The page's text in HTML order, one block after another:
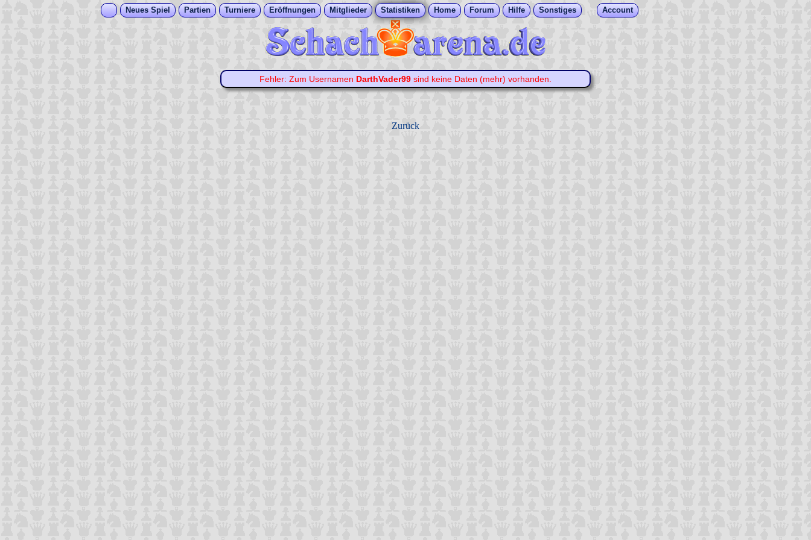
Neues Spiel Partien Turniere Eröffnungen Mitglieder Statistiken Home Forum Hilfe Sonstiges Account
Fehler: Zum Usernamen DarthVader99 sind keine Daten (mehr) vorhanden.
Zurück